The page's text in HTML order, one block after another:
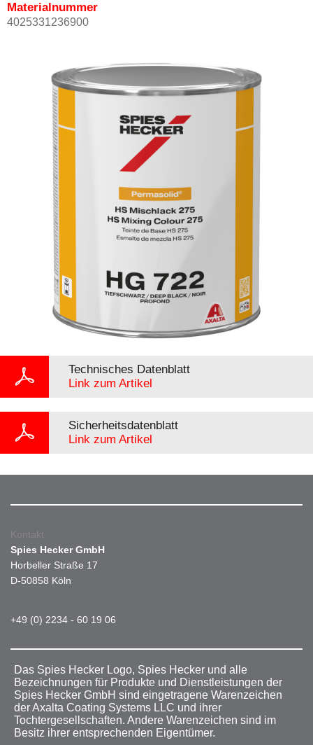
Materialnummer
4025331236900
Technisches Datenblatt
Link zum Artikel
Sicherheitsdatenblatt
Link zum Artikel
Kontakt
Spies Hecker GmbH
Horbeller Straße 17
D-50858 Köln
+49 (0) 2234 - 60 19 06
Das Spies Hecker Logo, Spies Hecker und alle
Bezeichnungen für Produkte und Dienstleistungen der
Spies Hecker GmbH sind eingetragene Warenzeichen
der Axalta Coating Systems LLC und ihrer
Tochtergesellschaften. Andere Warenzeichen sind im
Besitz ihrer entsprechenden Eigentümer.